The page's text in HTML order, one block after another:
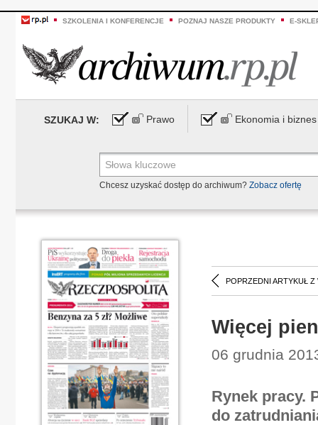
SZKOLENIA I KONFERENCJE POZNAJ NASZE PRODUKTY E-
SZUKAJ W: Prawo Ekonomia i biznes
Chcesz uzyskać dostęp do archiwum? Zobacz ofertę
POPRZEDNI ARTYKUŁ Z
Więcej
06 grudnia
Rynek pracy.
do